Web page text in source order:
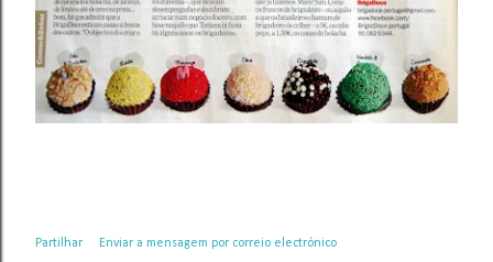
Partilhar Enviar a mensagem por correio electrónico